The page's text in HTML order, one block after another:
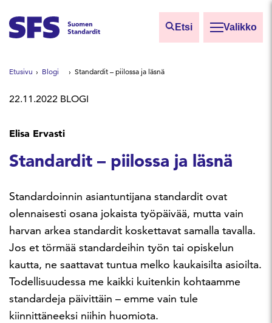
Etsi Valikko
Etsi sivuilta
Hae hakutermillä
Etusivu Blogi Standardit – piilossa ja läsnä
22.11.2022 BLOGI
Elisa Ervasti
Standardit – piilossa ja läsnä
Standardoinnin asiantuntijana standardit ovat
olennaisesti osana jokaista työpäivää, mutta vain
harvan arkea standardit koskettavat samalla tavalla.
Jos et törmää standardeihin työn tai opiskelun
kautta, ne saattavat tuntua melko kaukaisilta asioilta.
Todellisuudessa me kaikki kuitenkin kohtaamme
standardeja päivittäin – emme vain tule
kiinnittäneeksi niihin huomiota.